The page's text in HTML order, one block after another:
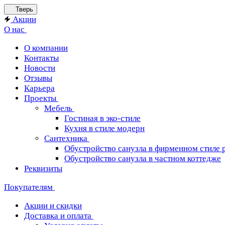
Тверь
Акции
О нас
О компании
Контакты
Новости
Отзывы
Карьера
Проекты
Мебель
Гостиная в эко-стиле
Кухня в стиле модерн
Сантехника
Обустройство санузла в фирменном стиле
Обустройство санузла в частном коттедже
Реквизиты
Покупателям
Акции и скидки
Доставка и оплата